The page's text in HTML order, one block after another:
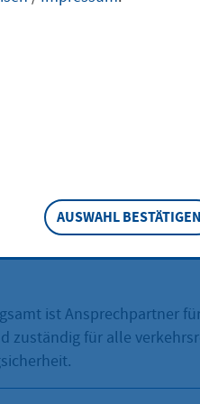
– vor allem
Verkehrsunfälle, weil
in der Schule, sollte
– beachten,
Bus-, Schüler- und
ist Ansprechpartner
zuständig für alle
AUSWAHL